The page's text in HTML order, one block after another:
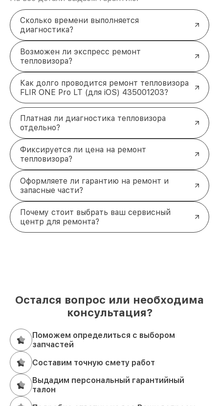
Сколько времени выполняется
диагностика?
Возможен ли экспресс ремонт
тепловизора?
Как долго проводится ремонт тепловизора
FLIR ONE Pro LT (для iOS) 435001203?
Платная ли диагностика тепловизора
отдельно?
Фиксируется ли цена на ремонт
тепловизора?
Оформляете ли гарантию на ремонт и
запасные части?
Почему стоит выбрать ваш сервисный
центр для ремонта?
Остался вопрос или необходима
консультация?
Поможем определиться с выбором
запчастей
Составим точную смету работ
Выдадим персональный гарантийный
талон